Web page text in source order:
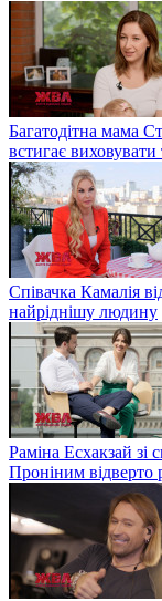
Багатодітна мама
встигає виховувати
Співачка Камалія
найріднішу людину
Раміна Есхакзай зі
Проніним відверто